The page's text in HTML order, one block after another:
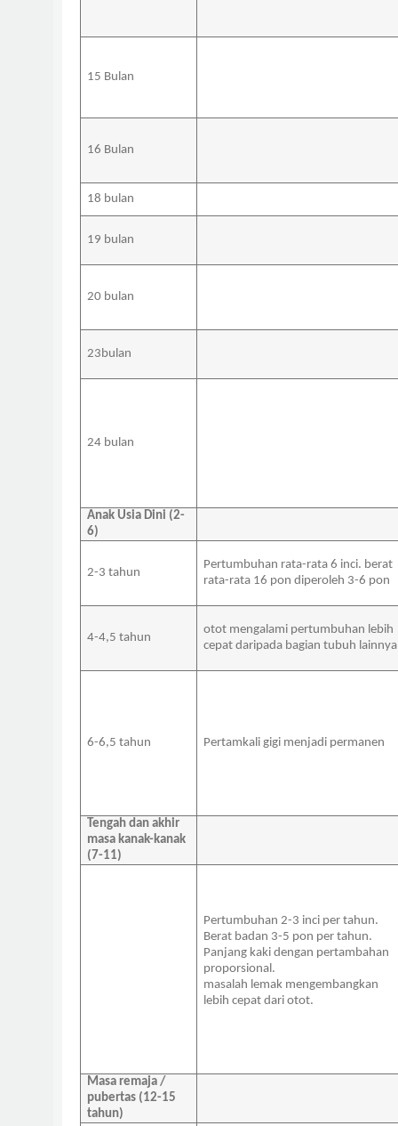
15 Bulan
16 Bulan
18 bulan
19 bulan
20 bulan
23bulan
24 bulan
Anak Usia Dini (2-
6)
2-3 tahun
Pertumbuhan rata-rata 6 inci. berat
rata-rata 16 pon diperoleh 3-6 pon
4-4,5 tahun
otot mengalami pertumbuhan lebih
cepat daripada bagian tubuh lainnya
6-6,5 tahun Pertamkali gigi menjadi permanen
Tengah dan akhir
masa kanak-kanak
(7-11)
Pertumbuhan 2-3 inci per tahun.
Berat badan 3-5 pon per tahun.
Panjang kaki dengan pertambahan
proporsional.
masalah lemak mengembangkan
lebih cepat dari otot.
Masa remaja /
pubertas (12-15
tahun)